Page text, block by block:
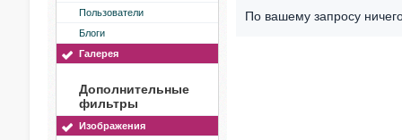
Пользователи
Блоги
Галерея
Дополнительные
фильтры
Изображения
По вашему запросу